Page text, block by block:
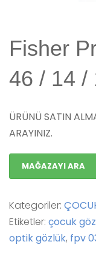
Fisher
46 / 14 /
ÜRÜNÜ SATIN
ARAYINIZ.
MAĞAZAYI ARA
Kategoriler:
Etiketler: çocuk
optik gözlük, fpv